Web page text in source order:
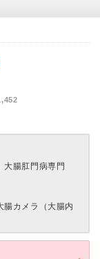
大腸肛門病専門
腸カメラ（大腸内